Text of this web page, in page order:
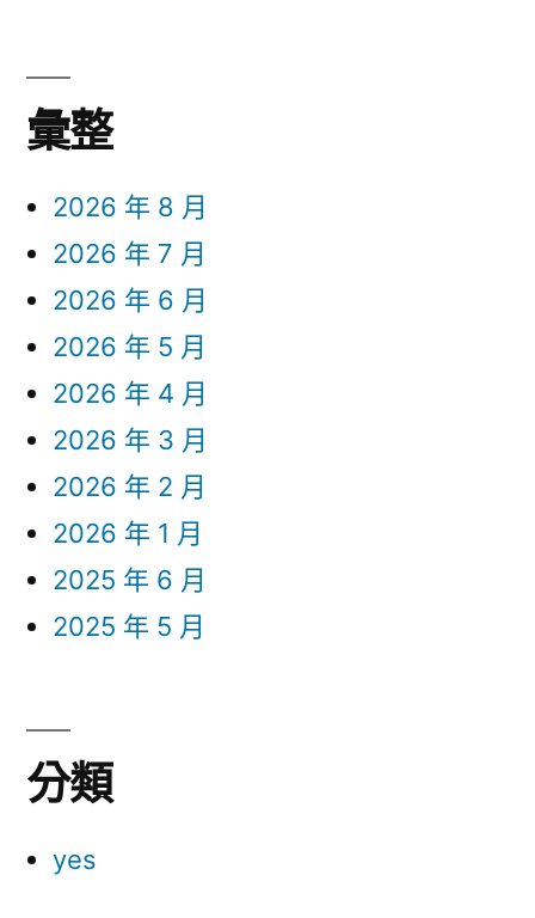
彙整
2026 年 8 月
2026 年 7 月
2026 年 6 月
2026 年 5 月
2026 年 4 月
2026 年 3 月
2026 年 2 月
2026 年 1 月
2025 年 6 月
2025 年 5 月
分類
yes